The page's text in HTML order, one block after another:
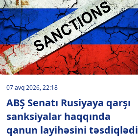
07 avq 2026, 22:18
ABŞ Senatı Rusiyaya qarşı
sanksiyalar haqqında
qanun layihəsini təsdiqlədi